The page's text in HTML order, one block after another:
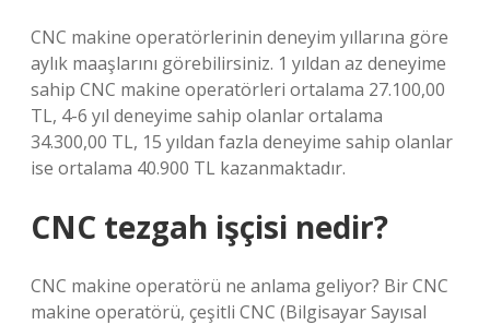
CNC makine operatörlerinin deneyim yıllarına göre
aylık maaşlarını görebilirsiniz. 1 yıldan az deneyime
sahip CNC makine operatörleri ortalama 27.100,00
TL, 4-6 yıl deneyime sahip olanlar ortalama
34.300,00 TL, 15 yıldan fazla deneyime sahip olanlar
ise ortalama 40.900 TL kazanmaktadır.
CNC tezgah işçisi nedir?
CNC makine operatörü ne anlama geliyor? Bir CNC
makine operatörü, çeşitli CNC (Bilgisayar Sayısal